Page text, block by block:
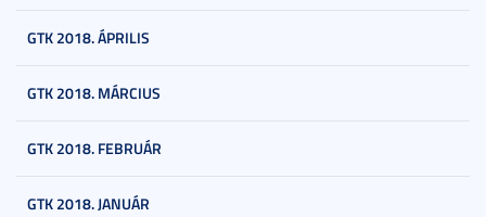
GTK 2018. ÁPRILIS
GTK 2018. MÁRCIUS
GTK 2018. FEBRUÁR
GTK 2018. JANUÁR